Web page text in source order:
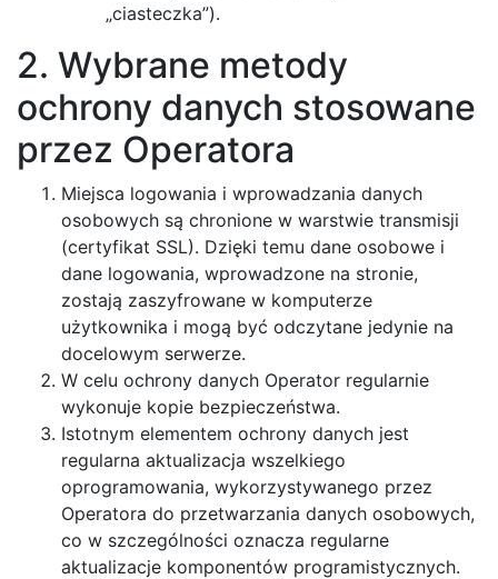
„ciasteczka”).
2. Wybrane metody
ochrony danych stosowane
przez Operatora
Miejsca logowania i wprowadzania danych
osobowych są chronione w warstwie transmisji
(certyfikat SSL). Dzięki temu dane osobowe i
dane logowania, wprowadzone na stronie,
zostają zaszyfrowane w komputerze
użytkownika i mogą być odczytane jedynie na
docelowym serwerze.
W celu ochrony danych Operator regularnie
wykonuje kopie bezpieczeństwa.
Istotnym elementem ochrony danych jest
regularna aktualizacja wszelkiego
oprogramowania, wykorzystywanego przez
Operatora do przetwarzania danych osobowych,
co w szczególności oznacza regularne
aktualizacje komponentów programistycznych.